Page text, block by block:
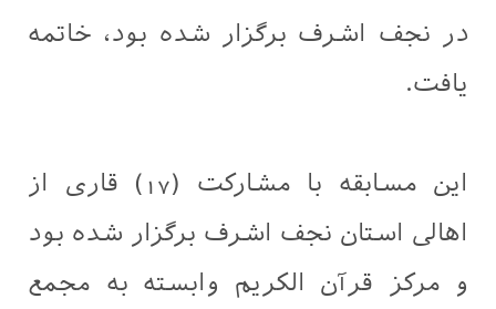
در نجف اشرف برگزار شده بود، خاتمه
یافت.
این مسابقه با مشارکت (17) قاری از
اهالی استان نجف اشرف برگزار شده بود
و مرکز قرآن الکریم وابسته به مجمع